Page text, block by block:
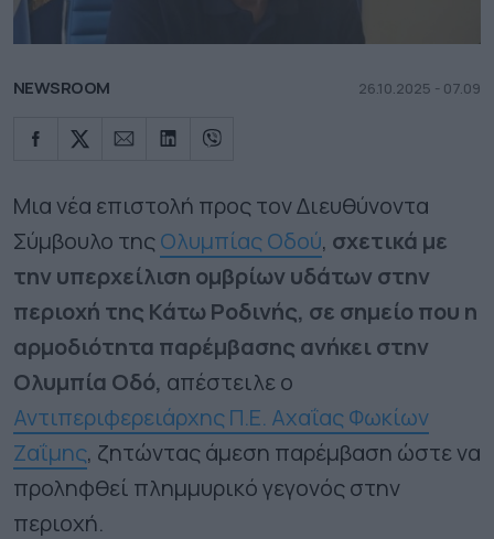
NEWSROOM 26.10.2025 - 07.09
Μια νέα επιστολή προς τον Διευθύνοντα
Σύμβουλο τηςΟλυμπίας Οδού, σχετικά με
την υπερχείλιση ομβρίων υδάτων στην
περιοχή της Κάτω Ροδινής, σε σημείο που η
αρμοδιότητα παρέμβασης ανήκει στην
Ολυμπία Οδό, απέστειλε ο
Αντιπεριφερειάρχης Π.Ε. Αχαΐας Φωκίων
Ζαΐμης, ζητώντας άμεση παρέμβαση ώστε να
προληφθεί πλημμυρικό γεγονός στην
περιοχή.